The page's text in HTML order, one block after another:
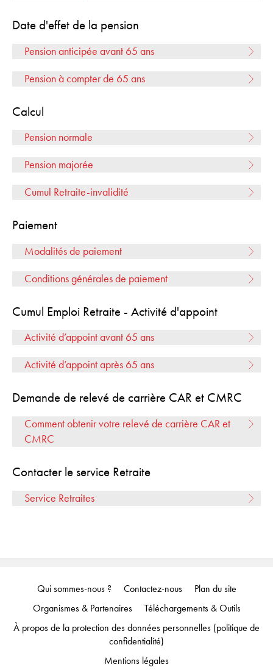
Date d'effet de la pension
Pension anticipée avant 65 ans
Pension à compter de 65 ans
Calcul
Pension normale
Pension majorée
Cumul Retraite-invalidité
Paiement
Modalités de paiement
Conditions générales de paiement
Cumul Emploi Retraite - Activité d'appoint
Activité d’appoint avant 65 ans
Activité d’appoint après 65 ans
Demande de relevé de carrière CAR et CMRC
Comment obtenir votre relevé de carrière CAR et
CMRC
Contacter le service Retraite
Service Retraites
Qui sommes-nous ? Contactez-nous
Plan du site
Organismes & Partenaires
Téléchargements & Outils
À propos de la protection des données personnelles (politique de
confidentialité)
Mentions légales